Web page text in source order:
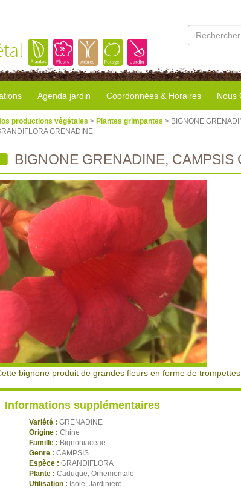
Agenda jardin Coordonnées & Horaires Nous
productions végétales > Plantes grimpantes > BIGNONE
GRENADINE
BIGNONE GRENADINE,
bignone produit de grandes fleurs en forme de
Informations supplémentaires
Variété : GRENADINE
Origine : Chine
Famille : Bignoniaceae
Genre : CAMPSIS
Espèce : GRANDIFLORA
Plante : Caduque, Ornementale
Utilisation : Isole, Jardiniere